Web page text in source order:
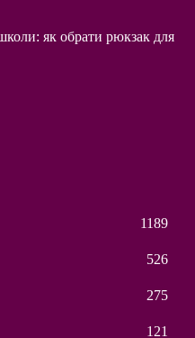
як обрати рюкзак для
1189
526
275
121